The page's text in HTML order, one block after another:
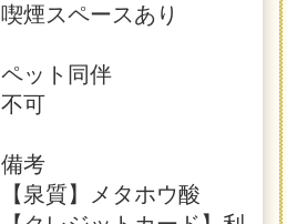
喫煙スペースあり
ペット同伴
不可
備考
【泉質】メタホウ酸